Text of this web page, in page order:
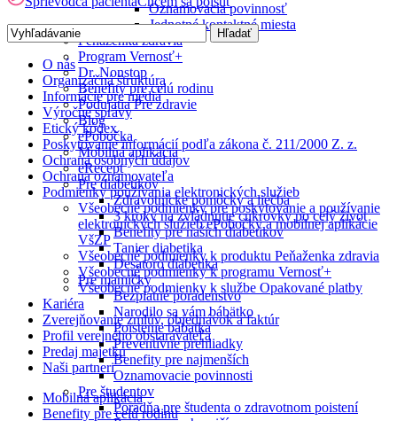
Oznamovacia povinnosť
Jednotné kontaktné miesta
Peňaženka zdravia
Program Vernosť+
Dr. Nonstop
Benefity pre celú rodinu
Podujatia Pre zdravie
Blog
ePobočka
Mobilná aplikácia
eRecept
Pre diabetikov
Zdravotnícke pomôcky a liečba
3 kroky na zvládnutie cukrovky po celý život
Benefity pre našich diabetikov
Tanier diabetika
Desatoro diabetika
Pre mamičky
Bezplatné poradenstvo
Narodilo sa vám bábätko
Poistenie bábätka
Preventívne prehliadky
Benefity pre najmenších
Oznamovacie povinnosti
Pre študentov
Poradňa pre študenta o zdravotnom poistení
O nás
Organizačná štruktúra
Informácie pre médiá
Výročné správy
Etický kódex
Poskytovanie informácií podľa zákona č. 211/2000 Z. z.
Ochrana osobných údajov
Ochrana oznamovateľa
Podmienky používania elektronických služieb
Všeobecné podmienky pre poskytovanie a používanie
elektronických služieb ePobočky a mobilnej aplikácie
VšZP
Všeobecné podmienky k produktu Peňaženka zdravia
Všeobecné podmienky k programu Vernosť+
Všeobecné podmienky k službe Opakované platby
Kariéra
Zverejňovanie zmlúv, objednávok a faktúr
Profil verejného obstarávateľa
Predaj majetku
Naši partneri
Mobilná aplikácia
Benefity pre celú rodinu